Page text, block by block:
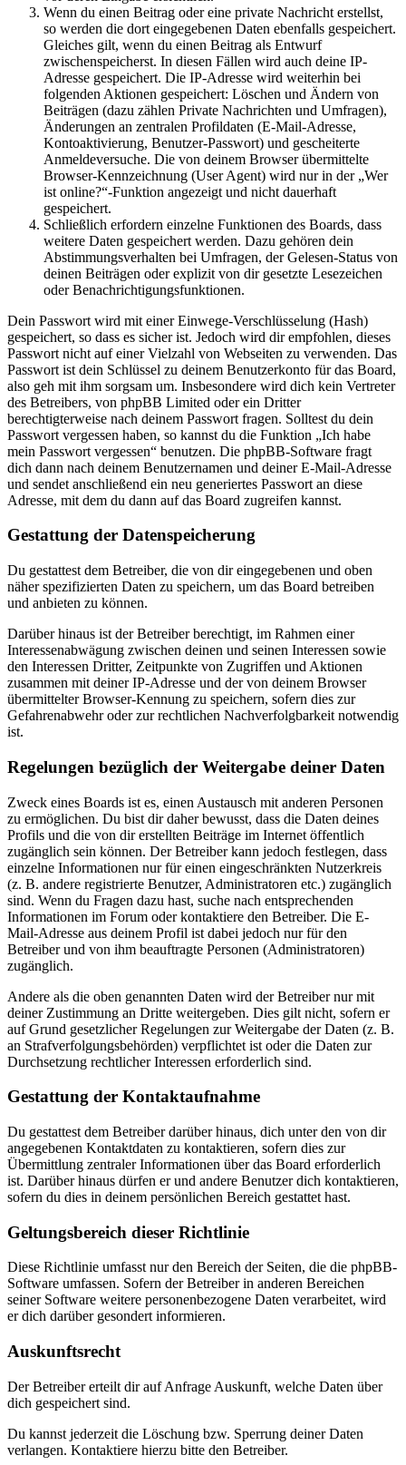
Wenn du einen Beitrag oder eine private Nachricht erstellst,
so werden die dort eingegebenen Daten ebenfalls gespeichert.
Gleiches gilt, wenn du einen Beitrag als Entwurf
zwischenspeicherst. In diesen Fällen wird auch deine IP-
Adresse gespeichert. Die IP-Adresse wird weiterhin bei
folgenden Aktionen gespeichert: Löschen und Ändern von
Beiträgen (dazu zählen Private Nachrichten und Umfragen),
Änderungen an zentralen Profildaten (E-Mail-Adresse,
Kontoaktivierung, Benutzer-Passwort) und gescheiterte
Anmeldeversuche. Die von deinem Browser übermittelte
Browser-Kennzeichnung (User Agent) wird nur in der „Wer
ist online?“-Funktion angezeigt und nicht dauerhaft
gespeichert.
Schließlich erfordern einzelne Funktionen des Boards, dass
weitere Daten gespeichert werden. Dazu gehören dein
Abstimmungsverhalten bei Umfragen, der Gelesen-Status von
deinen Beiträgen oder explizit von dir gesetzte Lesezeichen
oder Benachrichtigungsfunktionen.
Dein Passwort wird mit einer Einwege-Verschlüsselung (Hash)
gespeichert, so dass es sicher ist. Jedoch wird dir empfohlen, dieses
Passwort nicht auf einer Vielzahl von Webseiten zu verwenden. Das
Passwort ist dein Schlüssel zu deinem Benutzerkonto für das Board,
also geh mit ihm sorgsam um. Insbesondere wird dich kein Vertreter
des Betreibers, von phpBB Limited oder ein Dritter
berechtigterweise nach deinem Passwort fragen. Solltest du dein
Passwort vergessen haben, so kannst du die Funktion „Ich habe
mein Passwort vergessen“ benutzen. Die phpBB-Software fragt
dich dann nach deinem Benutzernamen und deiner E-Mail-Adresse
und sendet anschließend ein neu generiertes Passwort an diese
Adresse, mit dem du dann auf das Board zugreifen kannst.
Gestattung der Datenspeicherung
Du gestattest dem Betreiber, die von dir eingegebenen und oben
näher spezifizierten Daten zu speichern, um das Board betreiben
und anbieten zu können.
Darüber hinaus ist der Betreiber berechtigt, im Rahmen einer
Interessenabwägung zwischen deinen und seinen Interessen sowie
den Interessen Dritter, Zeitpunkte von Zugriffen und Aktionen
zusammen mit deiner IP-Adresse und der von deinem Browser
übermittelter Browser-Kennung zu speichern, sofern dies zur
Gefahrenabwehr oder zur rechtlichen Nachverfolgbarkeit notwendig
ist.
Regelungen bezüglich der Weitergabe deiner Daten
Zweck eines Boards ist es, einen Austausch mit anderen Personen
zu ermöglichen. Du bist dir daher bewusst, dass die Daten deines
Profils und die von dir erstellten Beiträge im Internet öffentlich
zugänglich sein können. Der Betreiber kann jedoch festlegen, dass
einzelne Informationen nur für einen eingeschränkten Nutzerkreis
(z. B. andere registrierte Benutzer, Administratoren etc.) zugänglich
sind. Wenn du Fragen dazu hast, suche nach entsprechenden
Informationen im Forum oder kontaktiere den Betreiber. Die E-
Mail-Adresse aus deinem Profil ist dabei jedoch nur für den
Betreiber und von ihm beauftragte Personen (Administratoren)
zugänglich.
Andere als die oben genannten Daten wird der Betreiber nur mit
deiner Zustimmung an Dritte weitergeben. Dies gilt nicht, sofern er
auf Grund gesetzlicher Regelungen zur Weitergabe der Daten (z. B.
an Strafverfolgungsbehörden) verpflichtet ist oder die Daten zur
Durchsetzung rechtlicher Interessen erforderlich sind.
Gestattung der Kontaktaufnahme
Du gestattest dem Betreiber darüber hinaus, dich unter den von dir
angegebenen Kontaktdaten zu kontaktieren, sofern dies zur
Übermittlung zentraler Informationen über das Board erforderlich
ist. Darüber hinaus dürfen er und andere Benutzer dich kontaktieren,
sofern du dies in deinem persönlichen Bereich gestattet hast.
Geltungsbereich dieser Richtlinie
Diese Richtlinie umfasst nur den Bereich der Seiten, die die phpBB-
Software umfassen. Sofern der Betreiber in anderen Bereichen
seiner Software weitere personenbezogene Daten verarbeitet, wird
er dich darüber gesondert informieren.
Auskunftsrecht
Der Betreiber erteilt dir auf Anfrage Auskunft, welche Daten über
dich gespeichert sind.
Du kannst jederzeit die Löschung bzw. Sperrung deiner Daten
verlangen. Kontaktiere hierzu bitte den Betreiber.